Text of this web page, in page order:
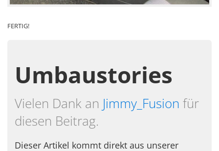
FERTIG!
Umbaustories
Vielen Dank an Jimmy_Fusion für
diesen Beitrag.
Dieser Artikel kommt direkt aus unserer